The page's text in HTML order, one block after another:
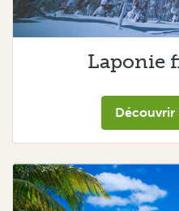
Laponie
Découvrir